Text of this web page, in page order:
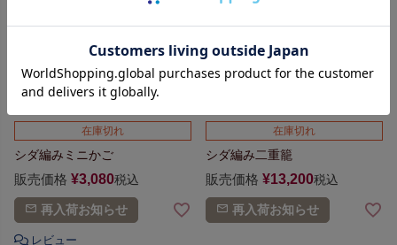
在庫切れ
シダ編みミニかご
販売価格 ¥3,080税込
再入荷お知らせ
在庫切れ
シダ編み二重籠
販売価格 ¥13,200税込
再入荷お知らせ